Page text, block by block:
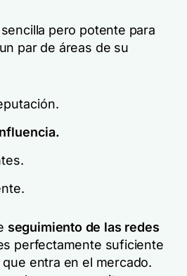
pero potente para
par de áreas de su
seguimiento de las redes
perfectamente suficiente
entra en el mercado.